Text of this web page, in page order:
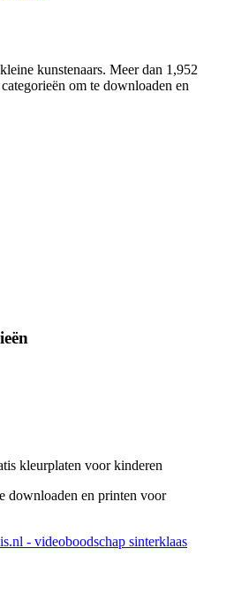
kunstenaars. Meer dan 1,952
om te downloaden en
kleurplaten voor kinderen
downloaden en printen voor
- videoboodschap sinterklaas